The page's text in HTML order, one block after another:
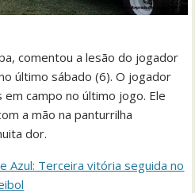
comentou a lesão do jogador
último sábado (6). O jogador
campo no último jogo. Ele
a mão na panturrilha
dor.
Azul: Terceira vitória seguida no